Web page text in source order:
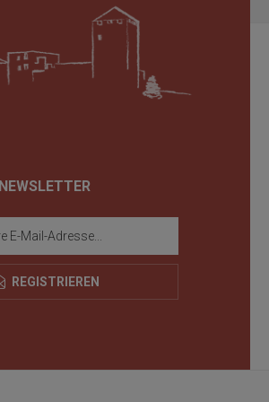
NEWSLETTER
REGISTRIEREN